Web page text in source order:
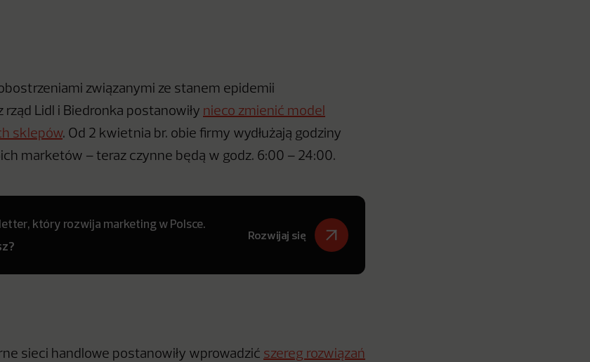
związanymi ze stanem epidemii
Lidl i Biedronka postanowiły nieco zmienić model
sklepów. Od 2 kwietnia br. obie firmy wydłużają godziny
marketów – teraz czynne będą w godz. 6:00 – 24:00.
który rozwija marketing w Polsce.
Rozwijaj się
sieci handlowe postanowiły wprowadzić szereg rozwiązań